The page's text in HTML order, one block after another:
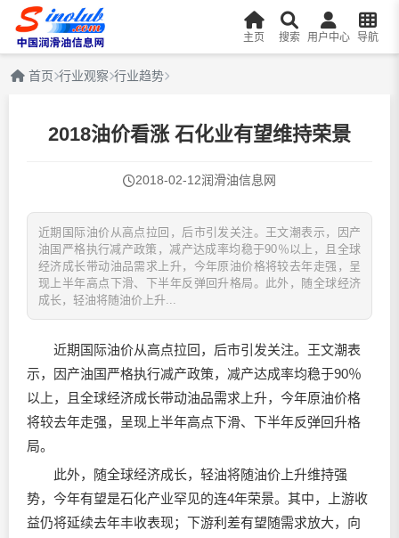
主页 搜索 用户中心 导航
首页 行业观察 行业趋势
2018油价看涨 石化业有望维持荣景
2018-02-12润滑油信息网
近期国际油价从高点拉回，后市引发关注。王文潮表示，因产
油国严格执行减产政策，减产达成率均稳于90％以上，且全球
经济成长带动油品需求上升，今年原油价格将较去年走强，呈
现上半年高点下滑、下半年反弹回升格局。此外，随全球经济
成长，轻油将随油价上升...
近期国际油价从高点拉回，后市引发关注。王文潮表
示，因产油国严格执行减产政策，减产达成率均稳于90％
以上，且全球经济成长带动油品需求上升，今年原油价格
将较去年走强，呈现上半年高点下滑、下半年反弹回升格
局。
此外，随全球经济成长，轻油将随油价上升维持强
势，今年有望是石化产业罕见的连4年荣景。其中，上游收
益仍将延续去年丰收表现；下游利差有望随需求放大，向